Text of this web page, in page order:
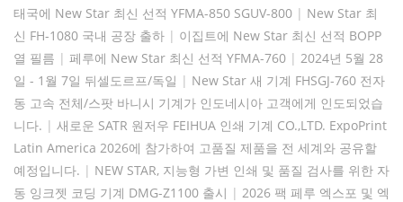
태국에 New Star 최신 선적 YFMA-850 SGUV-800 | New Star 최
신 FH-1080 국내 공장 출하 | 이집트에 New Star 최신 선적 BOPP
열 필름 | 페루에 New Star 최신 선적 YFMA-760 | 2024년 5월 28
일 - 1월 7일 뒤셀도르프/독일 | New Star 새 기계 FHSGJ-760 전자
동 고속 전체/스팟 바니시 기계가 인도네시아 고객에게 인도되었습
니다. | 새로운 SATR 원저우 FEIHUA 인쇄 기계 CO.,LTD. ExpoPrint
Latin America 2026에 참가하여 고품질 제품을 전 세계와 공유할
예정입니다. | NEW STAR, 지능형 가변 인쇄 및 품질 검사를 위한 자
동 잉크젯 코딩 기계 DMG-Z1100 출시 | 2026 팩 페루 엑스포 및 엑